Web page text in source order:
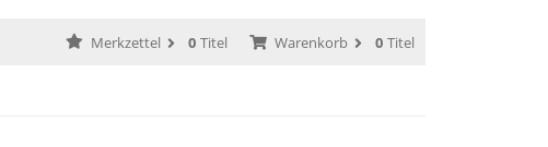
Warenkorb 0 Titel
Merkzettel 0 Titel